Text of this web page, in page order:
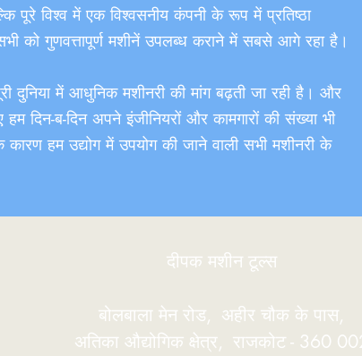
पूरे विश्व में एक विश्वसनीय कंपनी के रूप में प्रतिष्ठा
को गुणवत्तापूर्ण मशीनें उपलब्ध कराने में सबसे आगे रहा है।
दुनिया में आधुनिक मशीनरी की मांग बढ़ती जा रही है। और
दिन-ब-दिन अपने इंजीनियरों और कामगारों की संख्या भी
हम उद्योग में उपयोग की जाने वाली सभी मशीनरी के
दीपक मशीन टूल्स
बोलबाला मेन रोड, अहीर चौक के पास,
अतिका औद्योगिक क्षेत्र, राजकोट - 360